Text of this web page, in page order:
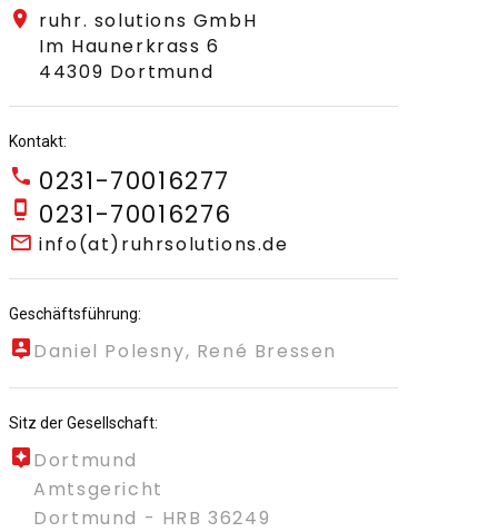
ruhr. solutions GmbH
Im Haunerkrass 6
44309 Dortmund
Kontakt:
0231-70016277
0231-70016276
info(at)ruhrsolutions.de
Geschäftsführung:
Daniel Polesny, René Bressen
Sitz der Gesellschaft:
Dortmund
Amtsgericht
Dortmund - HRB 36249